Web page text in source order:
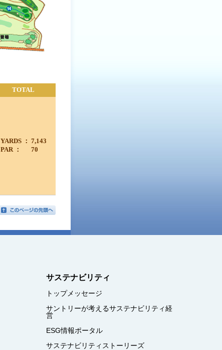
TOTAL
YARDS ： 7,143
PAR ：
70
サステナビリティ
トップメッセージ
サントリーが考えるサステナビリティ経
営
ESG情報ポータル
サステナビリティストーリーズ